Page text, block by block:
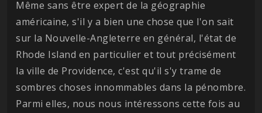
Même sans être expert de la géographie
américaine, s'il y a bien une chose que l'on sait
sur la Nouvelle-Angleterre en général, l'état de
Rhode Island en particulier et tout précisément
la ville de Providence, c'est qu'il s'y trame de
sombres choses innommables dans la pénombre.
Parmi elles, nous nous intéressons cette fois au